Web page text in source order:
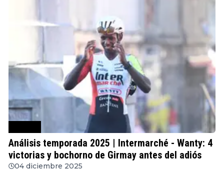
Análisis temporada 2025 | Intermarché - Wanty: 4
victorias y bochorno de Girmay antes del adiós
04 diciembre 2025